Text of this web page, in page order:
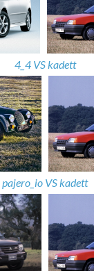
4_4 VS kadett
pajero_io VS kadett